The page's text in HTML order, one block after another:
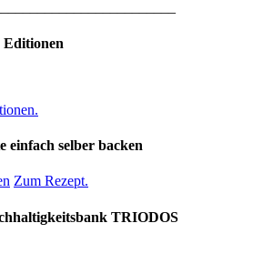
einfach selber backen
Zum Rezept.
TRIODOS